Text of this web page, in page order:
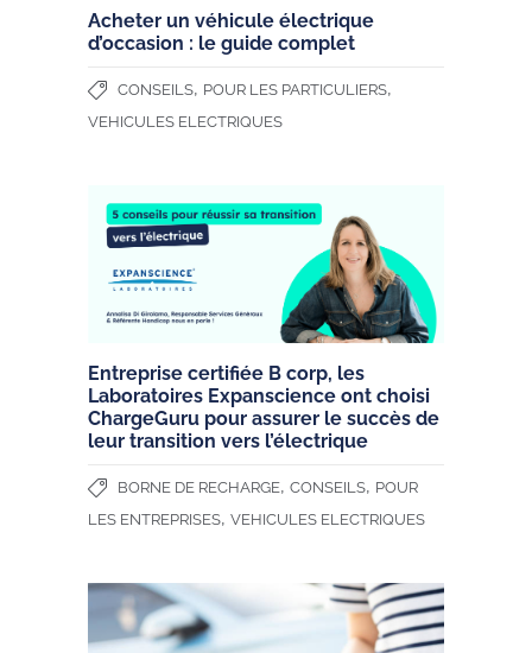
Acheter un véhicule électrique
d’occasion : le guide complet
CONSEILS, POUR LES PARTICULIERS,
VEHICULES ELECTRIQUES
Entreprise certifiée B corp, les
Laboratoires Expanscience ont choisi
ChargeGuru pour assurer le succès de
leur transition vers l’électrique
BORNE DE RECHARGE, CONSEILS, POUR
LES ENTREPRISES, VEHICULES ELECTRIQUES